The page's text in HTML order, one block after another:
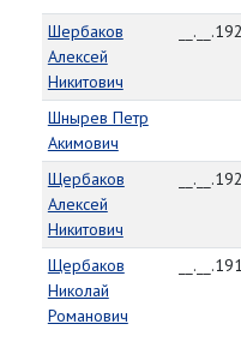
Шербаков
Алексей
Никитович
Шнырев Петр
Акимович
Щербаков
Алексей
Никитович
Щербаков
Николай
Романович